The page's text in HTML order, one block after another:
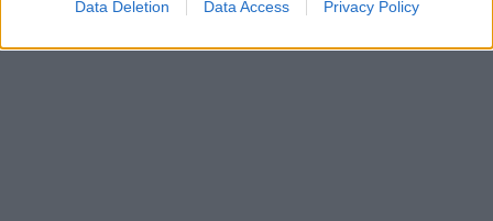
Data Deletion Data Access Privacy Policy